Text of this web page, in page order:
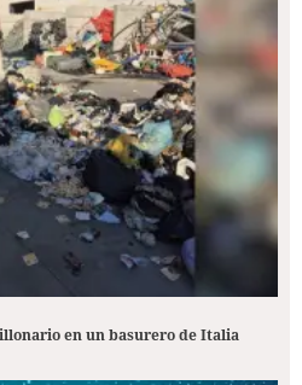
en un basurero de Italia